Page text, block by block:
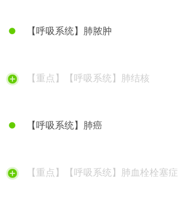
【呼吸系统】肺脓肿
【重点】【呼吸系统】肺结核
【呼吸系统】肺癌
【重点】【呼吸系统】肺血栓栓塞症